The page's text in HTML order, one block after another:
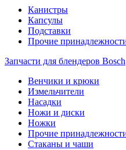
Канистры
Капсулы
Подставки
Прочие
Запчасти для блендеров Bosch
Венчики и крюки
Измельчители
Насадки
Ножи и диски
Ножки
Прочие
Стаканы и чаши